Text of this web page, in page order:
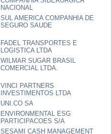
NACIONAL
SUL AMERICA COMPANHIA DE
SEGURO SAUDE
FADEL TRANSPORTES E
LOGISTICA LTDA
WILMAR SUGAR BRASIL
COMERCIAL LTDA.
VINCI PARTNERS
INVESTIMENTOS LTDA
UNI.CO SA
ENVIRONMENTAL ESG
PARTICIPACOES S/A
SESAMI CASH MANAGEMENT